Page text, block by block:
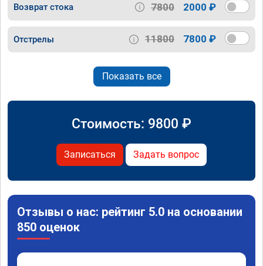
Возврат стока 7800 2000 ₽
Отстрелы 11800 7800 ₽
Показать все
Стоимость: 9800 ₽
Записаться Задать вопрос
Отзывы о нас: рейтинг 5.0 на основании
850 оценок